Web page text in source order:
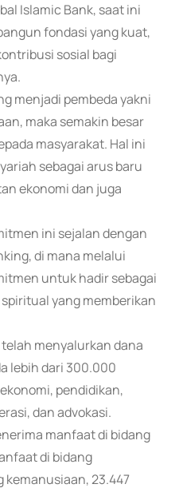
Islamic Bank, saat ini
fondasi yang kuat,
sosial bagi
menjadi pembeda yakni
maka semakin besar
masyarakat. Hal ini
sebagai arus baru
ekonomi dan juga
ini sejalan dengan
di mana melalui
untuk hadir sebagai
yang memberikan
menyalurkan dana
lebih dari 300.000
pendidikan,
dan advokasi.
manfaat di bidang
di bidang
kemanusiaan, 23.447